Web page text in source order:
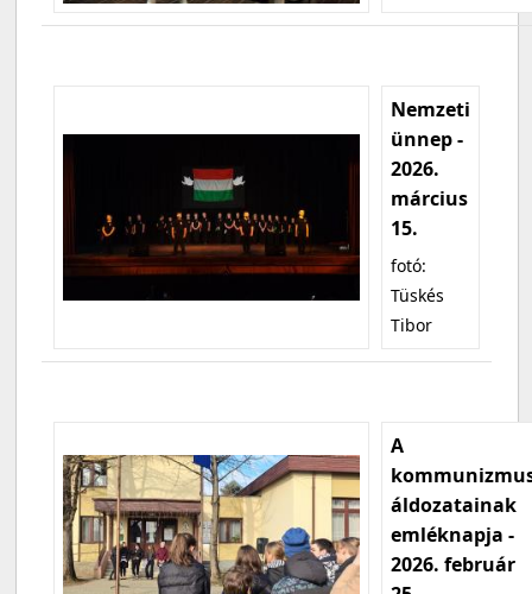
Nemzeti
ünnep -
2026.
március
15.
fotó:
Tüskés
Tibor
A
áldozatainak
emléknapja -
2026. február